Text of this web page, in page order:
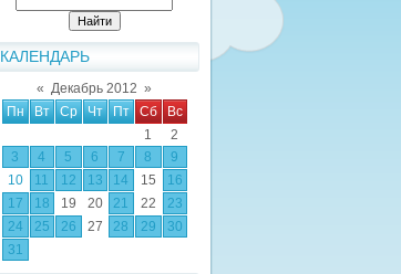
КАЛЕНДАРЬ
« Декабрь 2012 »
Пн
Вт Ср Чт Пт Сб
Вс
1
2
3
4 5 6 7 8
9
10
11 12 13 14 15
16
17
18 19 20 21 22
23
24
25 26 27 28 29
30
31